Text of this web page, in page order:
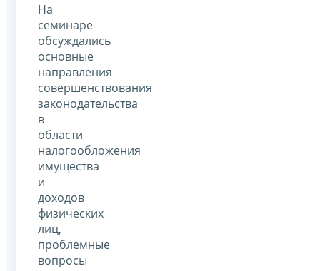
На
семинаре
обсуждались
основные
направления
совершенствования
законодательства
в
области
налогообложения
имущества
и
доходов
физических
лиц,
проблемные
вопросы